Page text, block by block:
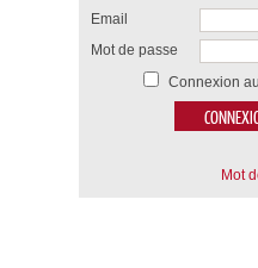
Email
Mot de passe
Connexion
Mot